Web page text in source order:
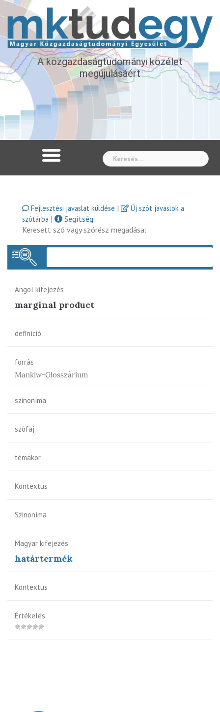
A közgazdaságtudományi közélet
megújulásáért
Fejlesztési javaslat küldése |
Új szót javaslok a
szótárba |
Segítség
Keresett szó vagy szórész megadása:
Angol kifejezés
marginal product
definíció
forrás
Mankiw-Glosszárium
szinoníma
szófaj
témakör
Kontextus
Szinoníma
Magyar kifejezés
határtermék
Kontextus
Értékelés